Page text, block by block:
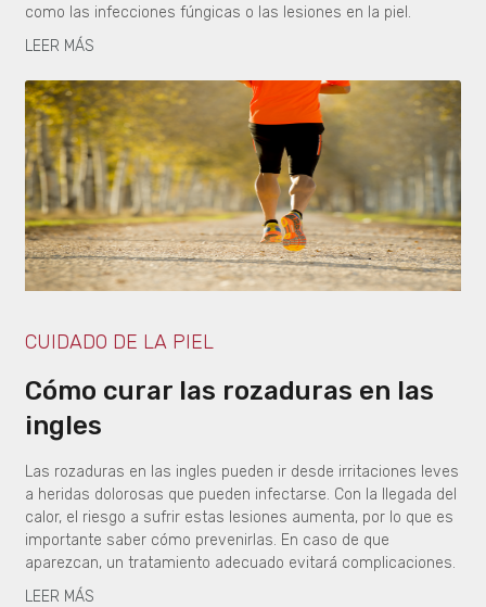
como las infecciones fúngicas o las lesiones en la piel.
LEER MÁS
CUIDADO DE LA PIEL
Cómo curar las rozaduras en las
ingles
Las rozaduras en las ingles pueden ir desde irritaciones leves
a heridas dolorosas que pueden infectarse. Con la llegada del
calor, el riesgo a sufrir estas lesiones aumenta, por lo que es
importante saber cómo prevenirlas. En caso de que
aparezcan, un tratamiento adecuado evitará complicaciones.
LEER MÁS